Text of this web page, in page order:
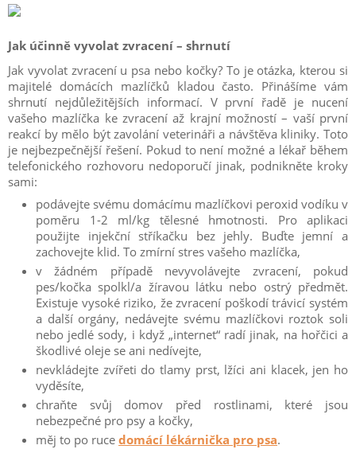
Jak účinně vyvolat zvracení – shrnutí
Jak vyvolat zvracení u psa nebo kočky? To je otázka, kterou si
majitelé domácích mazlíčků kladou často. Přinášíme vám
shrnutí nejdůležitějších informací. V první řadě je nucení
vašeho mazlíčka ke zvracení až krajní možností – vaší první
reakcí by mělo být zavolání veterináři a návštěva kliniky. Toto
je nejbezpečnější řešení. Pokud to není možné a lékař během
telefonického rozhovoru nedoporučí jinak, podnikněte kroky
sami:
podávejte svému domácímu mazlíčkovi peroxid vodíku v
poměru 1-2 ml/kg tělesné hmotnosti.
Pro aplikaci
použijte injekční stříkačku bez jehly.
Buďte jemní a
zachovejte klid. To zmírní stres vašeho mazlíčka,
v žádném případě nevyvolávejte zvracení, pokud
pes/kočka spolkl/a žíravou látku nebo ostrý předmět.
Existuje vysoké riziko, že zvracení poškodí trávicí systém
a další orgány, nedávejte svému mazlíčkovi roztok soli
nebo jedlé sody, i když „internet“ radí jinak, na hořčici a
škodlivé oleje se ani nedívejte,
nevkládejte zvířeti do tlamy prst, lžíci ani klacek, jen ho
vyděsíte,
chraňte svůj domov před rostlinami, které jsou
nebezpečné pro psy a kočky,
měj to po ruce domácí lékárnička pro psa.